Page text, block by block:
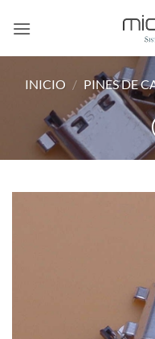
INICIO / PINES DE